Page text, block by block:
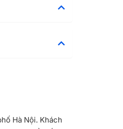
Hà Nội. Khách